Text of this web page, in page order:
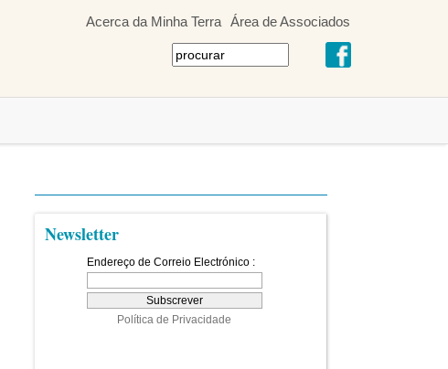
Acerca da Minha Terra Área de Associados
Newsletter